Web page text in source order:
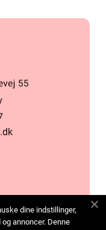
dine indstillinger,
annoncer. Denne